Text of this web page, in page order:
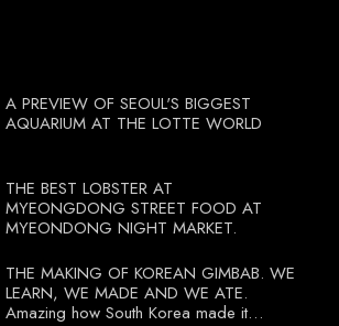
A PREVIEW OF SEOUL'S BIGGEST
AQUARIUM AT THE LOTTE WORLD
THE BEST LOBSTER AT
MYEONGDONG STREET FOOD AT
MYEONDONG NIGHT MARKET.
THE MAKING OF KOREAN GIMBAB. WE
LEARN, WE MADE AND WE ATE.
Amazing how South Korea made it